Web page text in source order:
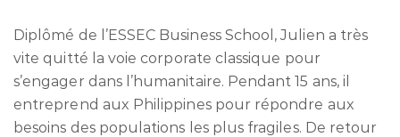
Diplômé de l’ESSEC Business School, Julien a très
vite quitté la voie corporate classique pour
s’engager dans l’humanitaire. Pendant 15 ans, il
entreprend aux Philippines pour répondre aux
besoins des populations les plus fragiles. De retour